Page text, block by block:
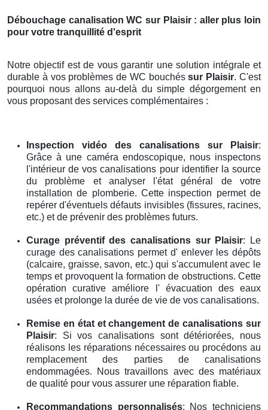
Débouchage canalisation WC sur Plaisir: aller plus loin
pour votre tranquillité d'esprit
Notre objectif est de vous garantir une solution intégrale et
durable à vos problèmes de WC bouchéssur Plaisir. C'est
pourquoi nous allons au-delà du simple dégorgement en
vous proposant des services complémentaires :
Inspection vidéo des canalisations sur Plaisir:
Grâce à une caméra endoscopique, nous inspectons
l'intérieur de vos canalisations pour identifier la source
du problème et analyser l'état général de votre
installation de plomberie. Cette inspection permet de
repérer d'éventuels défauts invisibles (fissures, racines,
etc.) et de prévenir des problèmes futurs.
Curage préventif des canalisations sur Plaisir: Le
curage des canalisations permet d' enlever les dépôts
(calcaire, graisse, savon, etc.) qui s'accumulent avec le
temps et provoquent la formation de obstructions. Cette
opération curative améliore l' évacuation des eaux
usées et prolonge la durée de vie de vos canalisations.
Remise en état et changement de canalisations sur
Plaisir: Si vos canalisations sont détériorées, nous
réalisons les réparations nécessaires ou procédons au
remplacement des parties de canalisations
endommagées. Nous travaillons avec des matériaux
de qualité pour vous assurer une réparation fiable.
Recommandations personnalisés: Nos techniciens